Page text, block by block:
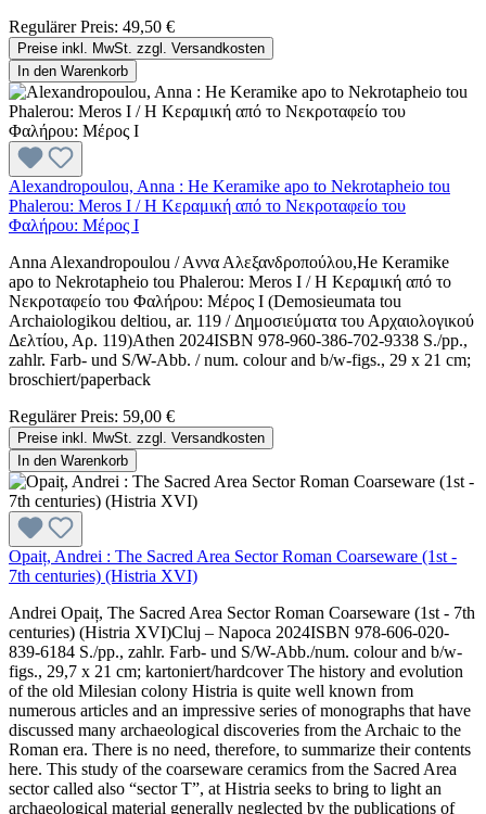
Regulärer Preis: 49,50 €
Preise inkl. MwSt. zzgl. Versandkosten
In den Warenkorb
Alexandropoulou, Anna : He Keramike apo to Nekrotapheio tou
Phalerou: Meros I / H Kεραμική από το Nεκροταφείο του
Φαλήρου: Μέρος Ι
Anna Alexandropoulou / Aννα Αλεξανδροπούλου,He Keramike
apo to Nekrotapheio tou Phalerou: Meros I / H Kεραμική από το
Nεκροταφείο του Φαλήρου: Μέρος Ι (Demosieumata tou
Archaiologikou deltiou, ar. 119 / Δημοσιεύματα του Αρχαιολογικού
Δελτίου, Αρ. 119)Athen 2024ISBN 978-960-386-702-9338 S./pp.,
zahlr. Farb- und S/W-Abb. / num. colour and b/w-figs., 29 x 21 cm;
broschiert/paperback
Regulärer Preis: 59,00 €
Preise inkl. MwSt. zzgl. Versandkosten
In den Warenkorb
Opaiț, Andrei : The Sacred Area Sector Roman Coarseware (1st -
7th centuries) (Histria XVI)
Andrei Opaiț, The Sacred Area Sector Roman Coarseware (1st - 7th
centuries) (Histria XVI)Cluj – Napoca 2024ISBN 978-606-020-
839-6184 S./pp., zahlr. Farb- und S/W-Abb./num. colour and b/w-
figs., 29,7 x 21 cm; kartoniert/hardcover The history and evolution
of the old Milesian colony Histria is quite well known from
numerous articles and an impressive series of monographs that have
discussed many archaeological discoveries from the Archaic to the
Roman era. There is no need, therefore, to summarize their contents
here. This study of the coarseware ceramics from the Sacred Area
sector called also “sector T”, at Histria seeks to bring to light an
archaeological material generally neglected by the publications of